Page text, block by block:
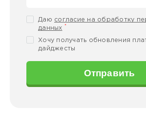
Отправить
Даю согласие на обработку
данных
*
Хочу получать обновления
дайджесты